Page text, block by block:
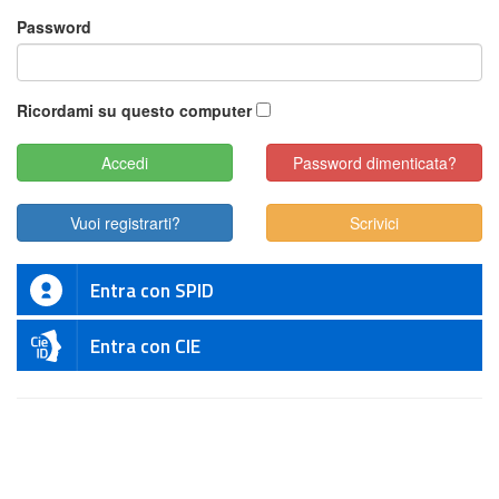
Password
Ricordami su questo computer
Password dimenticata?
Vuoi registrarti? Scrivici
Entra con SPID
Entra con CIE